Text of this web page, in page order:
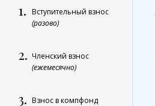
1. Вступительный взнос
(разово)
2. Членский взнос
(ежемесячно)
3. Взнос в компфонд